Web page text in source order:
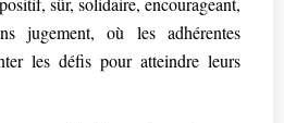
jugement, où les adhérentes
les défis pour atteindre leurs